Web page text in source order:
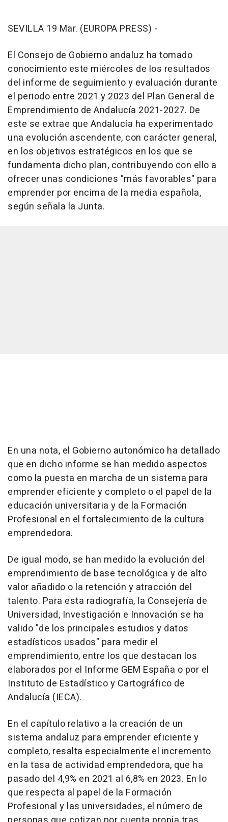
SEVILLA 19 Mar. (EUROPA PRESS) -
El Consejo de Gobierno andaluz ha tomado
conocimiento este miércoles de los resultados
del informe de seguimiento y evaluación durante
el periodo entre 2021 y 2023 del Plan General de
Emprendimiento de Andalucía 2021-2027. De
este se extrae que Andalucía ha experimentado
una evolución ascendente, con carácter general,
en los objetivos estratégicos en los que se
fundamenta dicho plan, contribuyendo con ello a
ofrecer unas condiciones "más favorables" para
emprender por encima de la media española,
según señala la Junta.
En una nota, el Gobierno autonómico ha detallado
que en dicho informe se han medido aspectos
como la puesta en marcha de un sistema para
emprender eficiente y completo o el papel de la
educación universitaria y de la Formación
Profesional en el fortalecimiento de la cultura
emprendedora.
De igual modo, se han medido la evolución del
emprendimiento de base tecnológica y de alto
valor añadido o la retención y atracción del
talento. Para esta radiografía, la Consejería de
Universidad, Investigación e Innovación se ha
valido "de los principales estudios y datos
estadísticos usados" para medir el
emprendimiento, entre los que destacan los
elaborados por el Informe GEM España o por el
Instituto de Estadístico y Cartográfico de
Andalucía (IECA).
En el capítulo relativo a la creación de un
sistema andaluz para emprender eficiente y
completo, resalta especialmente el incremento
en la tasa de actividad emprendedora, que ha
pasado del 4,9% en 2021 al 6,8% en 2023. En lo
que respecta al papel de la Formación
Profesional y las universidades, el número de